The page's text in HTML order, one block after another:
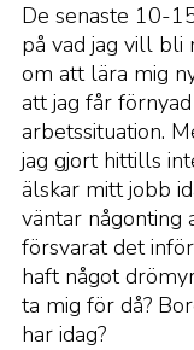
De senaste 10-
på vad jag vill bli
om att lära mig
att jag får
arbetssituation.
jag gjort hittills
älskar mitt jobb
väntar någonting
försvarat det
haft något
ta mig för då?
har idag?